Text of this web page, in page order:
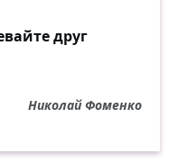
друг
Николай Фоменко